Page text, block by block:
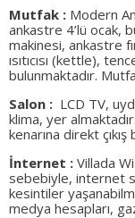
Mutfak : Modern
ankastre 4’lü ocak,
makinesi, ankastre
ısıtıcısı (kettle),
bulunmaktadır.
Salon : LCD TV,
klima, yer
kenarına direkt çıkış
İnternet : Villada
sebebiyle, internet
kesintiler
medya hesapları,